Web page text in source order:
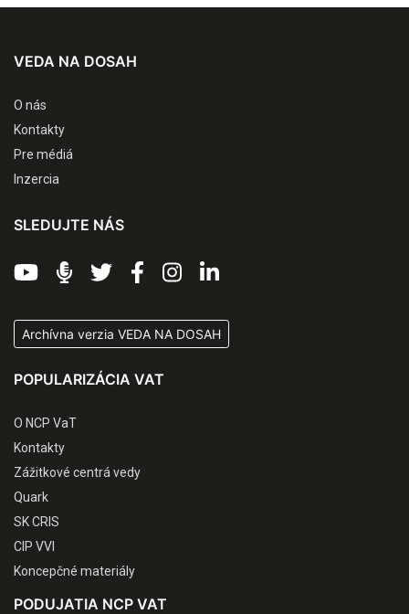
VEDA NA DOSAH
O nás
Kontakty
Pre médiá
Inzercia
SLEDUJTE NÁS
Archívna verzia VEDA NA DOSAH
POPULARIZÁCIA VAT
O NCP VaT
Kontakty
Zážitkové centrá vedy
Quark
SK CRIS
CIP VVI
Koncepčné materiály
PODUJATIA NCP VAT